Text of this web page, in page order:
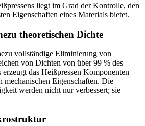
liegt im Grad der Kontrolle, den
Eigenschaften eines Materials bietet.
theoretischen Dichte
vollständige Eliminierung von
von Dichten von über 99 % des
das Heißpressen Komponenten
mechanischen Eigenschaften. Die
werden nicht nur verbessert; sie